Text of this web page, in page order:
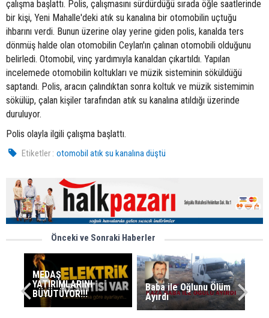
çalışma başlattı. Polis, çalışmasını sürdürdüğü sırada öğle saatlerinde
bir kişi, Yeni Mahalle'deki atık su kanalına bir otomobilin uçtuğu
ihbarını verdi. Bunun üzerine olay yerine giden polis, kanalda ters
dönmüş halde olan otomobilin Ceylan'ın çalınan otomobili olduğunu
belirledi. Otomobil, vinç yardımıyla kanaldan çıkartıldı. Yapılan
incelemede otomobilin koltukları ve müzik sisteminin söküldüğü
saptandı. Polis, aracın çalındıktan sonra koltuk ve müzik sistemimin
sökülüp, çalan kişiler tarafından atık su kanalına atıldığı üzerinde
duruluyor.
Polis olayla ilgili çalışma başlattı.
Etiketler : otomobil atık su kanalına düştü
Önceki ve Sonraki Haberler
MEDAŞ
YATIRIMLARINI
BÜYÜTÜYOR!!!
Baba ile Oğlunu Ölüm
Ayırdı